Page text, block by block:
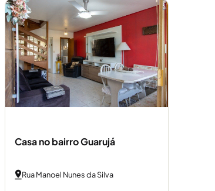
Casa no bairro Guarujá
Rua Manoel Nunes da Silva